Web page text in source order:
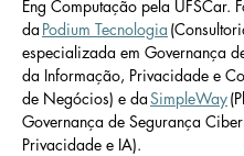
Eng Computação pela UFSCar.
da Podium Tecnologia
especializada em Governança
da Informação, Privacidade e
de Negócios) e da SimpleWay
Governança de Segurança
Privacidade e IA).